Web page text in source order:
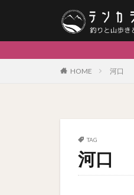
HOME 河口
TAG
河口